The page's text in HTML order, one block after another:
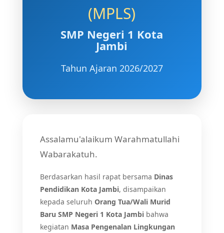
(MPLS)
SMP Negeri 1 Kota
Jambi
Tahun Ajaran 2026/2027
Assalamu'alaikum Warahmatullahi
Wabarakatuh.
Berdasarkan hasil rapat bersama Dinas
Pendidikan Kota Jambi, disampaikan
kepada seluruh Orang Tua/Wali Murid
Baru SMP Negeri 1 Kota Jambibahwa
kegiatan Masa Pengenalan Lingkungan